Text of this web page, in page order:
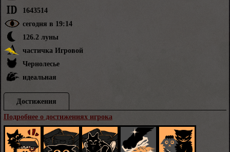
1643514
сегодня в 19:14
126.2 луны
частичка Игровой
Чернолесье
идеальная
Достижения
Подробнее о достижениях игрока